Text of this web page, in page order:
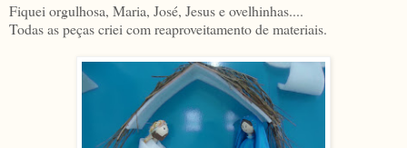
Fiquei orgulhosa, Maria, José, Jesus e ovelhinhas....
Todas as peças criei com reaproveitamento de materiais.